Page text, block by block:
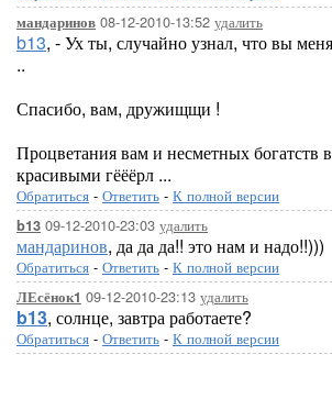
мандаринов 08-12-2010-13:52 удалить
b13, - Ух ты, случайно узнал, что вы
..
Спасибо, вам, дружищщи !
Процветания вам и несметных богатств
красивыми гёёёрл ...
Обратиться - Ответить - К полной версии
b13 09-12-2010-23:03 удалить
мандаринов, да да да!! это нам и надо!!)))
Обратиться - Ответить - К полной версии
ЛЕсёнок1 09-12-2010-23:13 удалить
b13, солнце, завтра работаете?
Обратиться - Ответить - К полной версии